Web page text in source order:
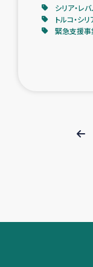
シリア・レバ
トルコ・シ
緊急支援事